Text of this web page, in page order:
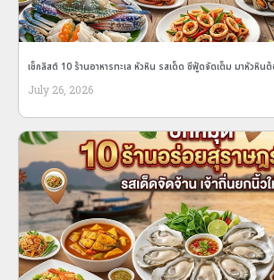
เช็กลิสต์ 10 ร้านอาหารทะเล หัวหิน รสเด็ด ซีฟู้ดจัดเต็ม มาหัวหินต้
July 26, 2026